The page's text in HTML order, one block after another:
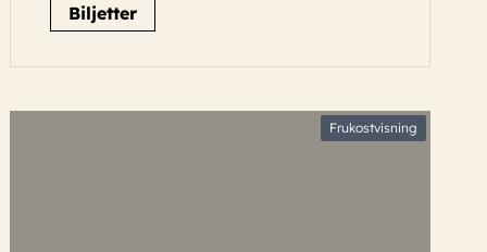
Biljetter
Frukostvisning